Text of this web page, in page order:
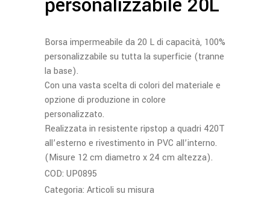
Borsa impermeabile da 20 L di capacità, 100%
personalizzabile su tutta la superficie (tranne
la base).
Con una vasta scelta di colori del materiale e
opzione di produzione in colore
personalizzato.
Realizzata in resistente ripstop a quadri 420T
all’esterno e rivestimento in PVC all’interno.
(Misure 12 cm diametro x 24 cm altezza).
COD: UP0895
Categoria: Articoli su misura